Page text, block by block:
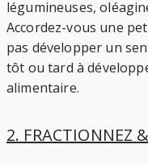
légumineuses,
Accordez-vous une
pas développer un
tôt ou tard à
alimentaire.
2. FRACTIONNEZ